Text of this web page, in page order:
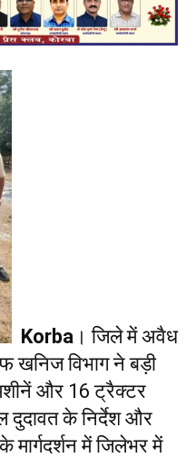
Korba । जिले में अवैध
खनिज विभाग ने बड़ी
और 16 ट्रैक्टर
के निर्देश और
में जिलेभर में